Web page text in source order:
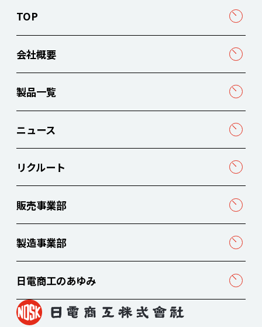
TOP
会社概要
製品一覧
ニュース
リクルート
販売事業部
製造事業部
日電商工のあゆみ